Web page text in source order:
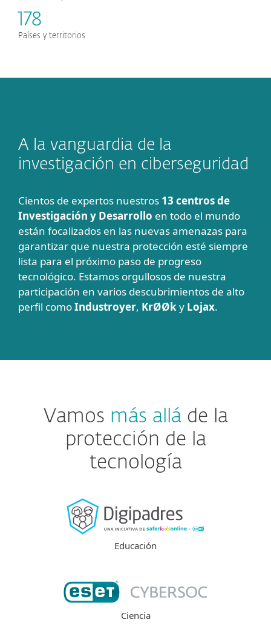
178
Países y territorios
A la vanguardia de la
investigación en ciberseguridad
Cientos de expertos nuestros 13 centros de
Investigación y Desarrollo en todo el mundo
están focalizados en las nuevas amenazas para
garantizar que nuestra protección esté siempre
lista para el próximo paso de progreso
tecnológico. Estamos orgullosos de nuestra
participación en varios descubrimientos de alto
perfil comoIndustroyer, KrØØky Lojax.
Vamos más allá de la
protección de la
tecnología
Educación
Ciencia